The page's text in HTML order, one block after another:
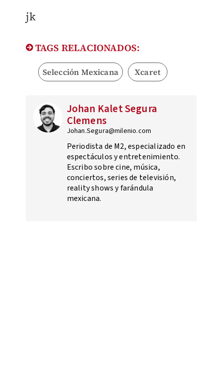
jk
TAGS RELACIONADOS:
Selección Mexicana Xcaret
Johan Kalet Segura
Clemens
Johan.Segura@milenio.com
Periodista de M2, especializado en
espectáculos y entretenimiento.
Escribo sobre cine, música,
conciertos, series de televisión,
reality shows y farándula
mexicana.